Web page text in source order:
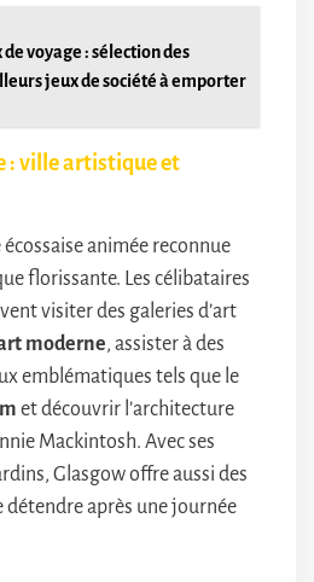
de voyage : sélection des
jeux de société à emporter
: ville artistique et
animée reconnue
florissante. Les célibataires
visiter des galeries d’art
moderne, assister à des
emblématiques tels que le
et découvrir l’architecture
Mackintosh. Avec ses
Glasgow offre aussi des
détendre après une journée